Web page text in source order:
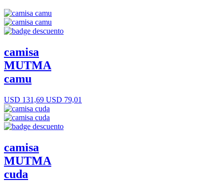
camisa
MUTMA
camu
USD 131,69 USD 79,01
camisa
MUTMA
cuda